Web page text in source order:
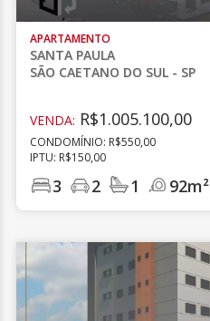
APARTAMENTO
SANTA PAULA
SÃO CAETANO DO SUL - SP
VENDA: R$1.005.100,00
CONDOMÍNIO: R$550,00
IPTU: R$150,00
3 2 1 92m²